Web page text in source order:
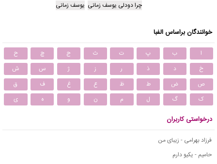
چرا دودلی یوسف زمانی یوسف زمانی
خوانندگان براساس الفبا
ا ب پ ت ث ج چ
ح
خ
د ذ ر ز ژ س
ش
ص
ض ط ظ ع غ ف
ق
ک
گ ل م ن و ه ی
درخواستی کاربران
فرزاد بهرامی - زیبای من
حامیم - یکیو دارم